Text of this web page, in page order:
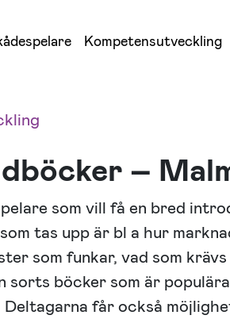
Kompetensutveckling
–
som vill få en bred
tas upp är bl a hur
som funkar, vad som
sorts böcker som är
får också